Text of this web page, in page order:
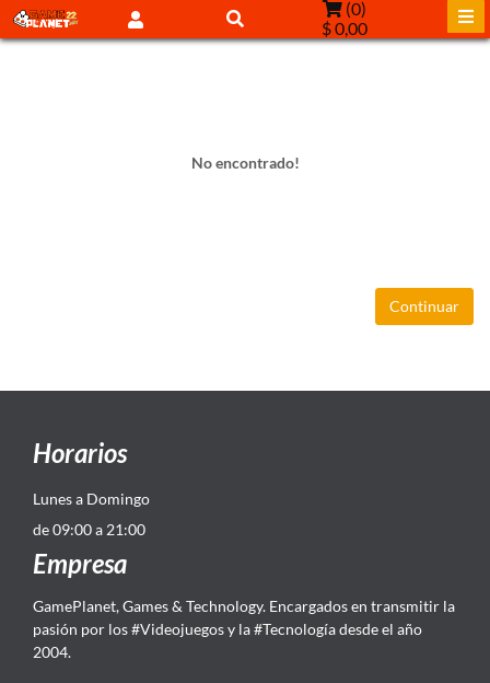
(0)
$ 0,00
No encontrado!
Continuar
Horarios
Lunes a Domingo
de 09:00 a 21:00
Empresa
GamePlanet, Games & Technology. Encargados en transmitir la
pasión por los #Videojuegos y la #Tecnología desde el año
2004.